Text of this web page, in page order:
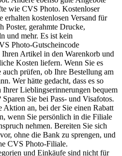
wie CVS Photo. Kostenloser
kostenlosen Versand für
Poster, gerahmte Drucke,
und mehr. Es ist kein
Photo-Gutscheincode
Artikel in den Warenkorb und
Kosten liefern. Wenn Sie es
prüfen, ob Ihre Bestellung am
Wer hätte gedacht, dass es so
Lieblingserinnerungen bequem
Sie bei Pass- und Visafotos.
Aktion an, bei der Sie einen Rabatt
wenn Sie persönlich in die Filiale
nehmen. Bereiten Sie sich
ohne die Bank zu sprengen, und
CVS Photo-Filiale.
und Einkäufe sind nicht für